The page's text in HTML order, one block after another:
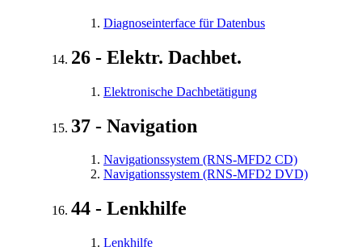
Diagnoseinterface für Datenbus
26 - Elektr. Dachbet.
Elektronische Dachbetätigung
37 - Navigation
Navigationssystem (RNS-MFD2 CD)
Navigationssystem (RNS-MFD2 DVD)
44 - Lenkhilfe
Lenkhilfe